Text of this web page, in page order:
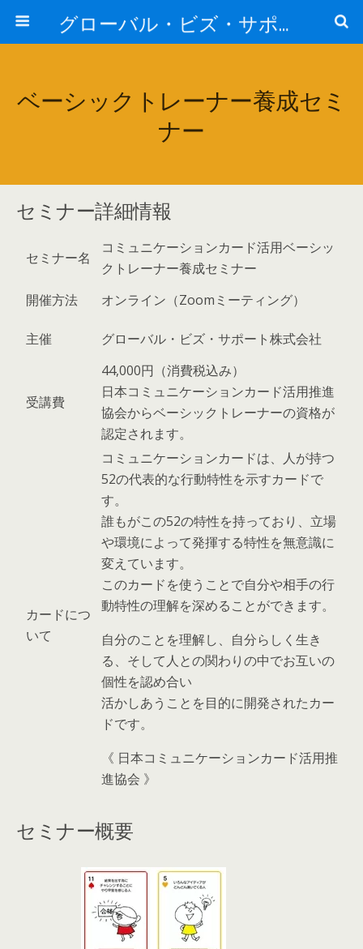
グローバル・ビズ・サポート株式会社
ベーシックトレーナー養成セミ
ナー
セミナー詳細情報
セミナー名
コミュニケーションカード活用ベーシッ
クトレーナー養成セミナー
開催方法
オンライン（Zoomミーティング）
主催 グローバル・ビズ・サポート株式会社
受講費
44,000円（消費税込み）
日本コミュニケーションカード活用推進
協会からベーシックトレーナーの資格が
認定されます。
カードにつ
いて
コミュニケーションカードは、人が持つ
52の代表的な行動特性を示すカードで
す。
誰もがこの52の特性を持っており、立場
や環境によって発揮する特性を無意識に
変えています。
このカードを使うことで自分や相手の行
動特性の理解を深めることができます。
自分のことを理解し、自分らしく生き
る、そして人との関わりの中でお互いの
個性を認め合い
活かしあうことを目的に開発されたカー
ドです。
《 日本コミュニケーションカード活用推
進協会 》
セミナー概要